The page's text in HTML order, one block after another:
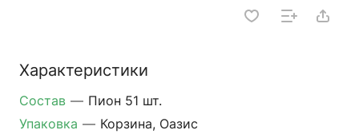
Характеристики
Состав — Пион 51 шт.
Упаковка — Корзина, Оазис